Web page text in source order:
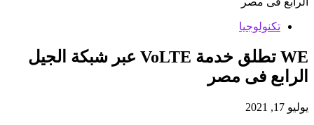
تكنولوجيا
WE تطلق خدمة VoLTE عبر شبكة الجيل
الرابع فى مصر
يوليو 17, 2021